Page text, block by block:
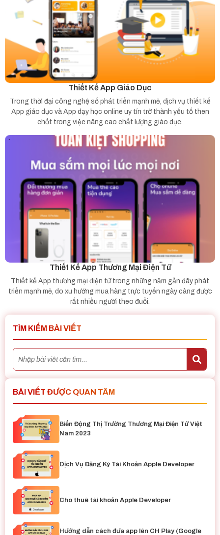
Thiết Kế App Giáo Dục
Trong thời đại công nghệ số phát triển mạnh mẽ, dịch vụ thiết kế
App giáo dục và App dạy học online uy tín trở thành yếu tố then
chốt trong việc nâng cao chất lượng giáo dục.
Thiết Kế App Thương Mại Điện Tử
Thiết kế App thương mại điện tử trong những năm gần đây phát
triển mạnh mẽ, do xu hướng mua hàng trực tuyến ngày càng được
rất nhiều người theo đuổi.
TÌM KIẾM BÀI VIẾT
BÀI VIẾT ĐƯỢC QUAN TÂM
Biến Động Thị Trường Thương Mại Điện Tử Việt
Nam 2023
Dịch Vụ Đăng Ký Tài Khoản Apple Developer
Cho thuê tài khoản Apple Developer
Hướng dẫn cách đưa app lên CH Play (Google